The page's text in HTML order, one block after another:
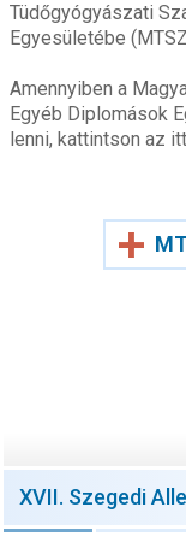
Tüdőgyógyászati
Egyesületébe
Amennyiben a
Egyéb Diplomások
lenni, kattintson az
XVII. Szegedi